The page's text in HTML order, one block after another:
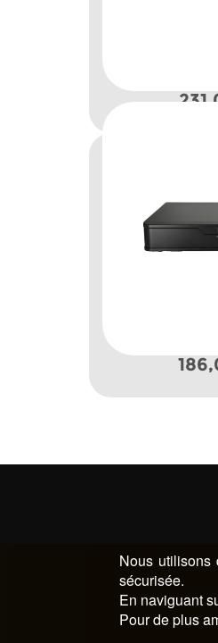
Nous utilisons
sécurisée.
En naviguant
Pour de plus